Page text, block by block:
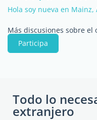
Hola soy nueva en Mainz,
Más discusiones sobre el
Participa
Todo lo
extranjero